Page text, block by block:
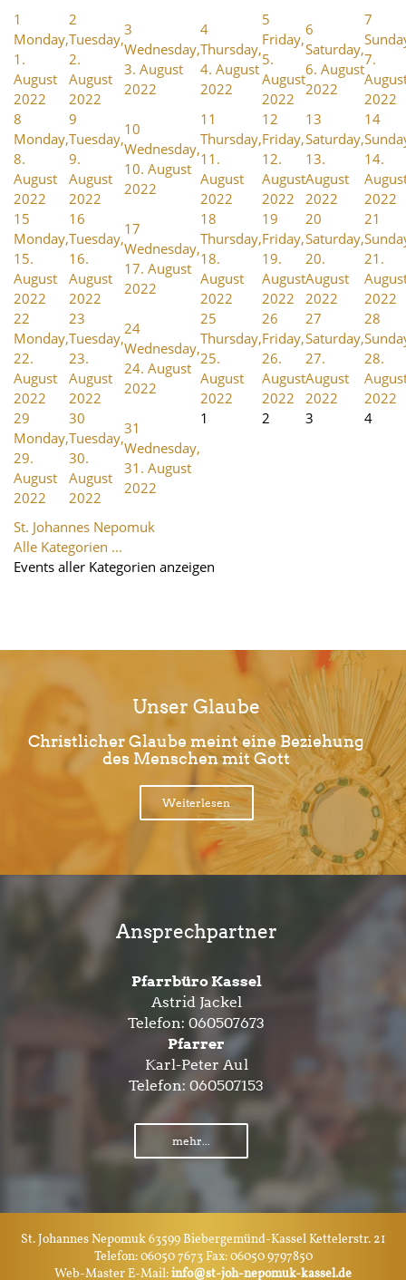
1
Monday,
1.
August
2022
2
Tuesday,
2.
August
2022
3
Wednesday,
3. August
2022
4
Thursday,
4. August
2022
5
Friday,
5.
August
2022
6
Saturday,
6. August
2022
7
7.
2022
8
Monday,
8.
August
2022
9
Tuesday,
9.
August
2022
10
Wednesday,
10. August
2022
11
Thursday,
11.
August
2022
12
Friday,
12.
August
2022
13
Saturday,
13.
August
2022
14
14.
2022
15
Monday,
15.
August
2022
16
Tuesday,
16.
August
2022
17
Wednesday,
17. August
2022
18
Thursday,
18.
August
2022
19
Friday,
19.
August
2022
20
Saturday,
20.
August
2022
21
21.
2022
22
Monday,
22.
August
2022
23
Tuesday,
23.
August
2022
24
Wednesday,
24. August
2022
25
Thursday,
25.
August
2022
26
Friday,
26.
August
2022
27
Saturday,
27.
August
2022
28
28.
2022
29
Monday,
29.
August
2022
30
Tuesday,
30.
August
2022
31
Wednesday,
31. August
2022
1 2 3 4
St. Johannes Nepomuk
Alle Kategorien ...
Events aller Kategorien anzeigen
Unser Glaube
Christlicher Glaube meint eine Beziehung
des Menschen mit Gott
Weiterlesen
Ansprechpartner
Pfarrbüro Kassel
Astrid Jackel
Telefon: 060507673
Pfarrer
Karl-Peter Aul
Telefon: 060507153
mehr...
St. Johannes Nepomuk 63599 Biebergemünd-Kassel Kettelerstr. 21
Telefon: 06050 7673 Fax: 06050 9797850
Web-Master E-Mail:info@st-joh-nepomuk-kassel.de